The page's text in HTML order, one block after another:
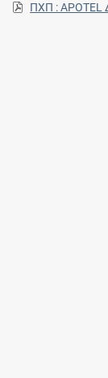
ΠΧΠ : APOTEL